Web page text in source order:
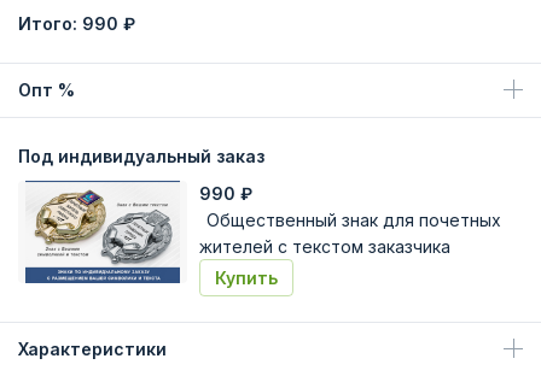
Итого: 990 ₽
Опт %
Под индивидуальный заказ
990 ₽
Общественный знак для почетных
жителей с текстом заказчика
Купить
Характеристики